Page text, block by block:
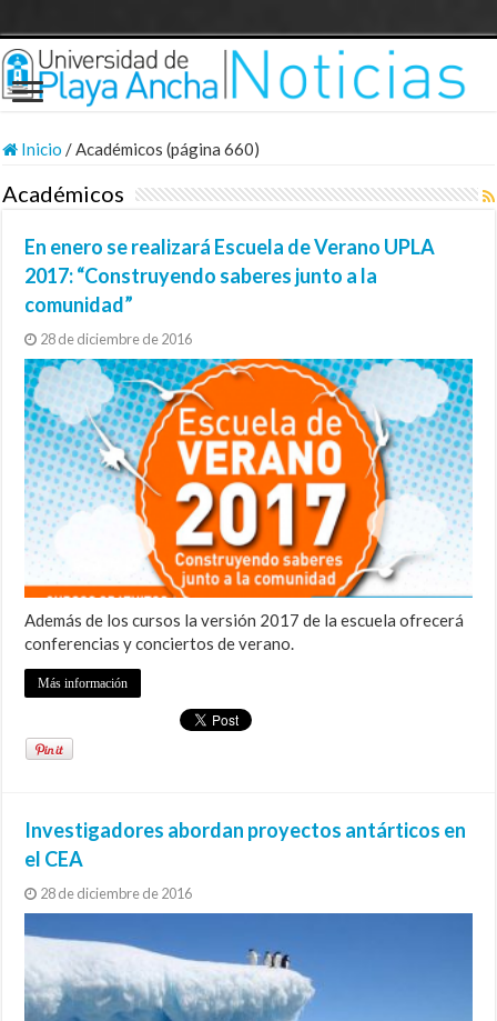
Inicio /Académicos (página 660)
Académicos
En enero se realizará Escuela de Verano UPLA
2017: “Construyendo saberes junto a la
comunidad”
28 de diciembre de 2016
Además de los cursos la versión 2017 de la escuela ofrecerá
conferencias y conciertos de verano.
Más información
Investigadores abordan proyectos antárticos en
el CEA
28 de diciembre de 2016